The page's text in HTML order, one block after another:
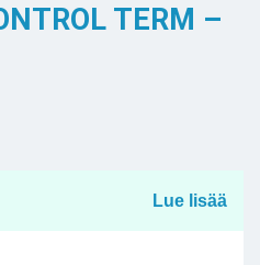
TERM –
Lue lisää